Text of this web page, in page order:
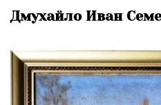
Дмухайло Иван